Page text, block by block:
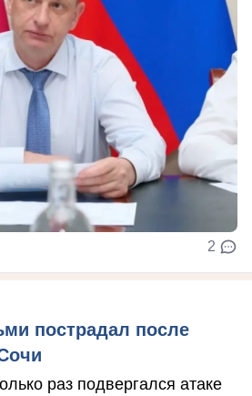
2
пострадал после
раз подвергался атаке